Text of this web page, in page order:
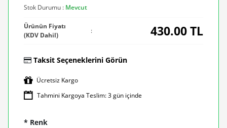
Stok Durumu : Mevcut
Ürünün Fiyatı
(KDV Dahil)
: 430.00TL
Taksit Seçeneklerini Görün
Ücretsiz Kargo
Tahmini Kargoya Teslim: 3 gün içinde
* Renk